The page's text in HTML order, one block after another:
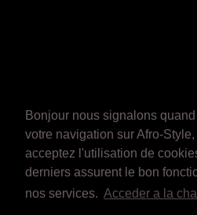
Bonjour nous signalons
votre navigation sur Afro-
acceptez l'utilisation de
derniers assurent le bon
nos services. Acceder a la